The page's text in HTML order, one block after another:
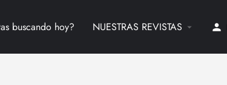
buscando hoy? NUESTRAS REVISTAS